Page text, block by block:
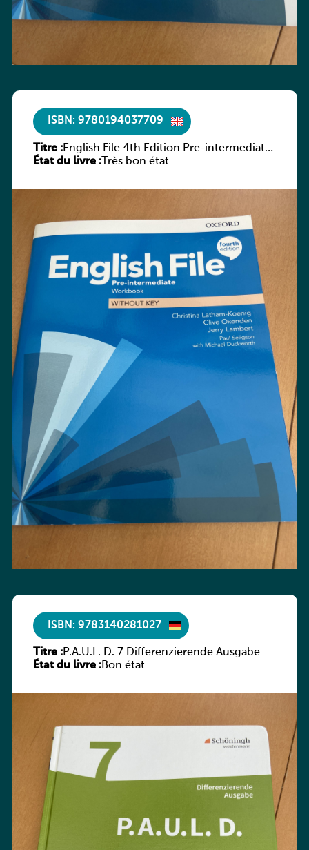
ISBN: 9780194037709
Titre :English File 4th Edition Pre-intermediate
Workbook without Key
État du livre :Très bon état
ISBN: 9783140281027
Titre :
P.A.U.L. D. 7 Differenzierende Ausgabe
État du livre :Bon état